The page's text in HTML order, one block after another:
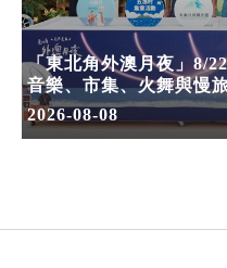
「東北角外澳月夜」8/
音樂、市集、火舞與慢
2026-08-08